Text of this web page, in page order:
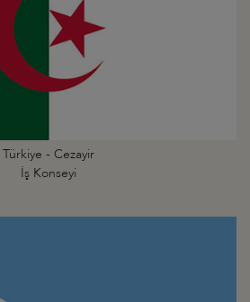
Türkiye - Cezayir
İş Konseyi